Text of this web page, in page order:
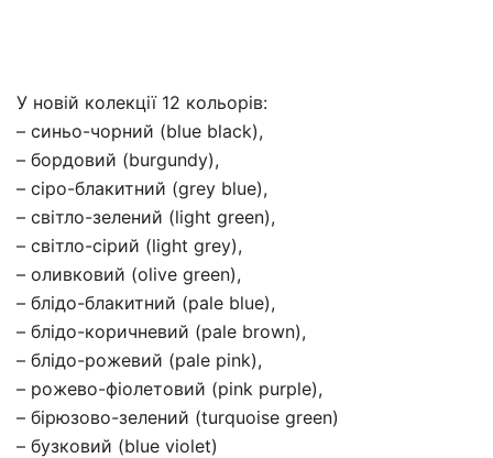
У новій колекції 12 кольорів:
– синьо-чорний (blue black),
– бордовий (burgundy),
– сіро-блакитний (grey blue),
– світло-зелений (light green),
– світло-сірий (light grey),
– оливковий (olive green),
– блідо-блакитний (pale blue),
– блідо-коричневий (pale brown),
– блідо-рожевий (pale pink),
– рожево-фіолетовий (pink purple),
– бірюзово-зелений (turquoise green)
– бузковий (blue violet)